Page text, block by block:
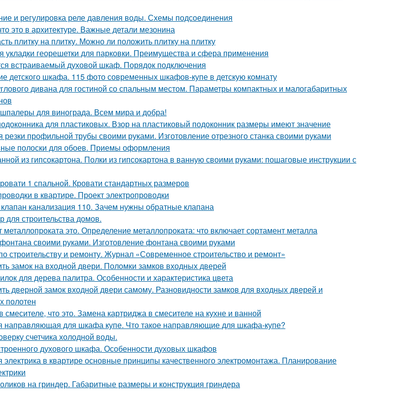
и регулировка реле давления воды. Схемы подсоединения
это в архитектуре. Важные детали мезонина
плитку на плитку. Можно ли положить плитку на плитку
укладки георешетки для парковки. Преимущества и сфера применения
встраиваемый духовой шкаф. Порядок подключения
детского шкафа. 115 фото современных шкафов-купе в детскую комнату
дивана для гостиной со спальным местом. Параметры компактных и малогабаритных
для винограда. Всем мира и добра!
для пластиковых. Взор на пластиковый подоконник размеры имеют значение
резки профильной трубы своими руками. Изготовление отрезного станка своими руками
полоски для обоев. Приемы оформления
из гипсокартона. Полки из гипсокартона в ванную своими руками: пошаговые инструкции с
1 спальной. Кровати стандартных размеров
в квартире. Проект электропроводки
канализация 110. Зачем нужны обратные клапана
для строительства домов.
это. Определение металлопроката: что включает сортамент металла
своими руками. Изготовление фонтана своими руками
строительству и ремонту. Журнал «Современное строительство и ремонт»
замок на входной двери. Поломки замков входных дверей
для дерева палитра. Особенности и характеристика цвета
дверной замок входной двери самому. Разновидности замков для входных дверей и
полотен
смесителе, что это. Замена картриджа в смесителе на кухне и ванной
направляющая для шкафа купе. Что такое направляющие для шкафа-купе?
счетчика холодной воды.
духового шкафа. Особенности духовых шкафов
электрика в квартире основные принципы качественного электромонтажа. Планирование
на гриндер. Габаритные размеры и конструкция гриндера